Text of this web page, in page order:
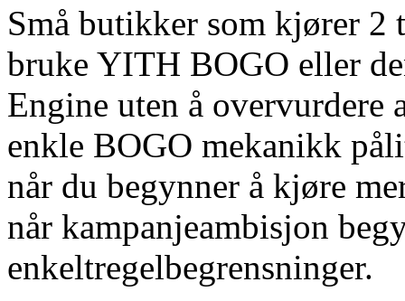
Små butikker som kjører 2
bruke YITH BOGO eller
Engine uten å overvurdere
enkle BOGO mekanikk
når du begynner å kjøre
når kampanjeambisjon
enkeltregelbegrensninger.